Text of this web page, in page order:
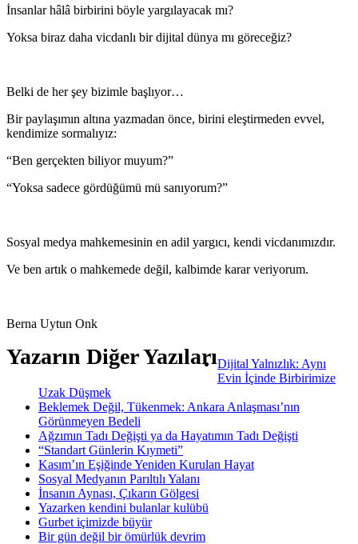
İnsanlar hâlâ birbirini böyle yargılayacak mı?
Yoksa biraz daha vicdanlı bir dijital dünya mı göreceğiz?
Belki de her şey bizimle başlıyor…
Bir paylaşımın altına yazmadan önce, birini eleştirmeden evvel,
kendimize sormalıyız:
“Ben gerçekten biliyor muyum?”
“Yoksa sadece gördüğümü mü sanıyorum?”
Sosyal medya mahkemesinin en adil yargıcı, kendi vicdanımızdır.
Ve ben artık o mahkemede değil, kalbimde karar veriyorum.
Berna Uytun Onk
Yazarın Diğer YazılarıDijital Yalnızlık: Aynı
Evin İçinde Birbirimize
Uzak Düşmek
Beklemek Değil, Tükenmek: Ankara Anlaşması’nın
Görünmeyen Bedeli
Ağzımın Tadı Değişti ya da Hayatımın Tadı Değişti
“Standart Günlerin Kıymeti”
Kasım’ın Eşiğinde Yeniden Kurulan Hayat
Sosyal Medyanın Parıltılı Yalanı
İnsanın Aynası, Çıkarın Gölgesi
Yazarken kendini bulanlar kulübü
Gurbet içimizde büyür
Bir gün değil bir ömürlük devrim